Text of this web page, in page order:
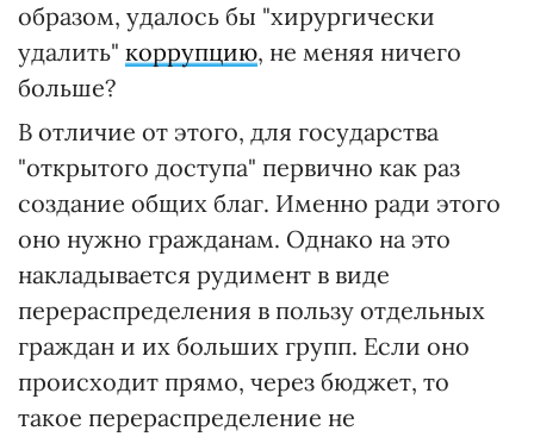
образом, удалось бы "хирургически
удалить" коррупцию, не меняя ничего
больше?
В отличие от этого, для государства
"открытого доступа" первично как раз
создание общих благ. Именно ради этого
оно нужно гражданам. Однако на это
накладывается рудимент в виде
перераспределения в пользу отдельных
граждан и их больших групп. Если оно
происходит прямо, через бюджет, то
такое перераспределение не